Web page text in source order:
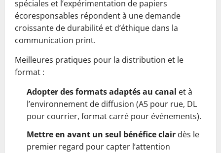
spéciales et l’expérimentation de papiers
écoresponsables répondent à une demande
croissante de durabilité et d’éthique dans la
communication print.
Meilleures pratiques pour la distribution et le
format :
Adopter des formats adaptés au canal et à
l’environnement de diffusion (A5 pour rue, DL
pour courrier, format carré pour événements).
Mettre en avant un seul bénéfice clair dès le
premier regard pour capter l’attention